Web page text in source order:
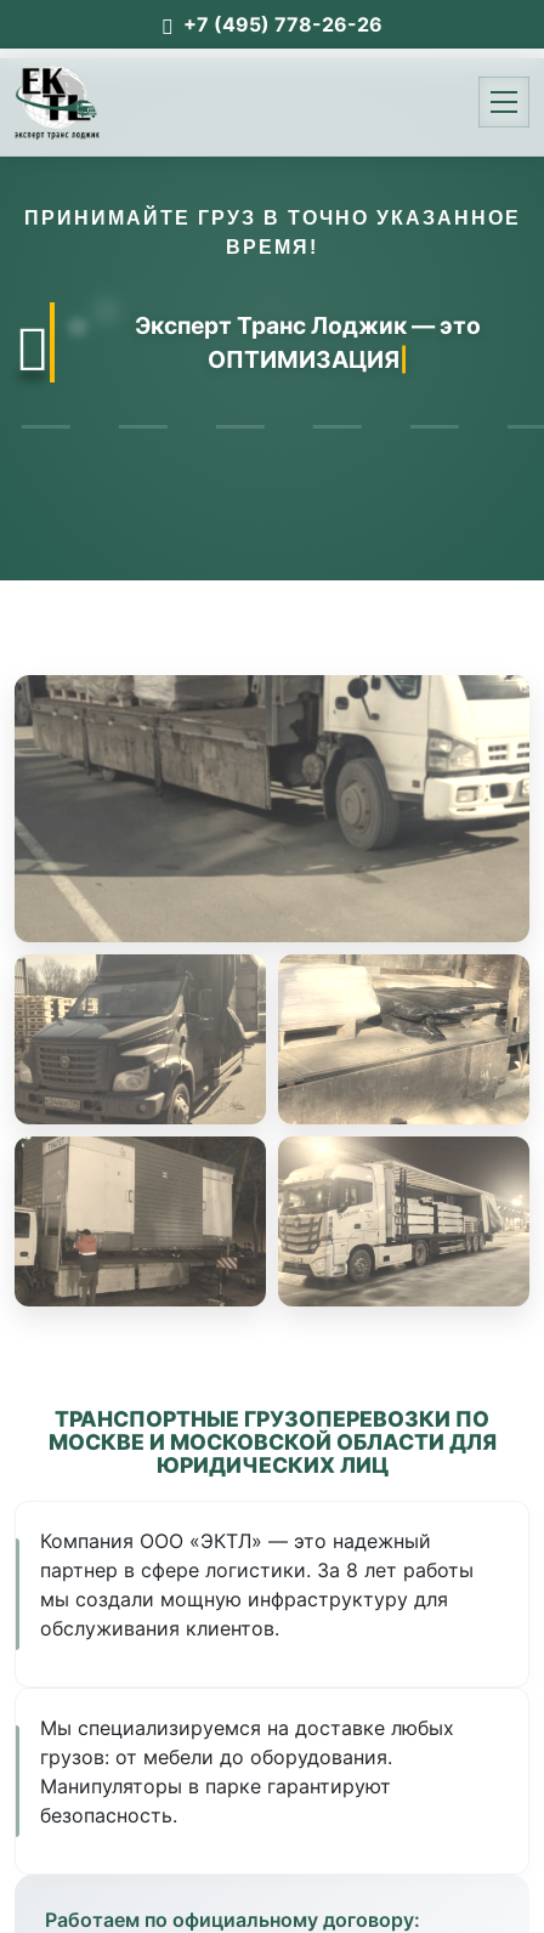
+7 (495) 778-26-26
ПРИНИМАЙТЕ ГРУЗ В ТОЧНО УКАЗАННОЕ
ВРЕМЯ!
Эксперт Транс Лоджик — это СВЯЗ
ТРАНСПОРТНЫЕ ГРУЗОПЕРЕВОЗКИ ПО
МОСКВЕ И МОСКОВСКОЙ ОБЛАСТИ ДЛЯ
ЮРИДИЧЕСКИХ ЛИЦ
Компания ООО «ЭКТЛ» — это надежный
партнер в сфере логистики. За 8 лет работы
мы создали мощную инфраструктуру для
обслуживания клиентов.
Мы специализируемся на доставке любых
грузов: от мебели до оборудования.
Манипуляторы в парке гарантируют
безопасность.
Работаем по официальному договору: